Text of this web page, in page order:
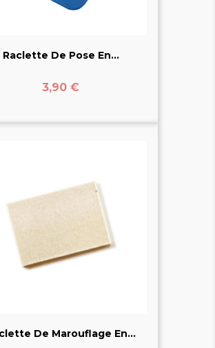
Raclette De Pose En...
Prix
3,90 €
De Marouflage En...